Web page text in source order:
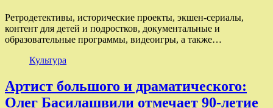
Ретродетективы, исторические проекты, экшен-сериалы,
контент для детей и подростков, документальные и
образовательные программы, видеоигры, а также…
Культура
Артист большого и драматического:
Олег Басилашвили отмечает 90-летие